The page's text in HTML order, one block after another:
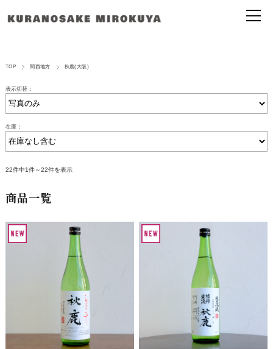
TOP 関西地方 秋鹿(大阪)
表示切替：
在庫：
22件中1件～22件を表示
商品一覧